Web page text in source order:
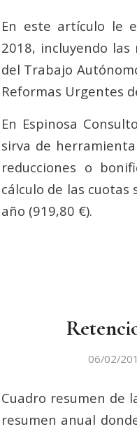
En este artículo le
2018, incluyendo
del Trabajo
Reformas Urgentes
En Espinosa
sirva de
reducciones o
cálculo de las
año (919,80 €).
06/02/
Cuadro resumen de
resumen anual